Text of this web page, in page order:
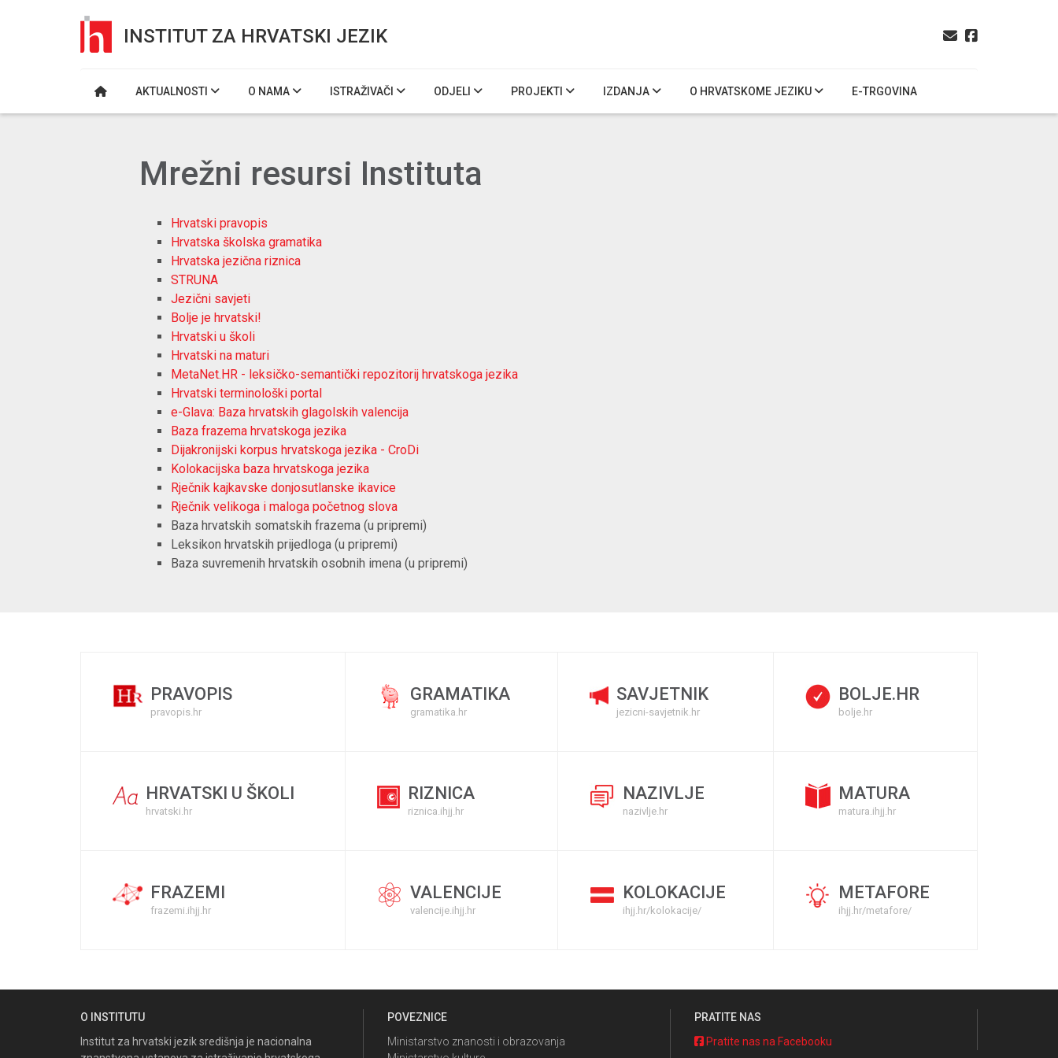
INSTITUT ZA HRVATSKI JEZIK
AKTUALNOSTI O NAMA ISTRAŽIVAČI ODJELI PROJEKTI IZDANJA O HRVATSKOME JEZIKU E-TRGOVINA
Mrežni resursi Instituta
Hrvatski pravopis
Hrvatska školska gramatika
Hrvatska jezična riznica
STRUNA
Jezični savjeti
Bolje je hrvatski!
Hrvatski u školi
Hrvatski na maturi
MetaNet.HR - leksičko-semantički repozitorij hrvatskoga jezika
Hrvatski terminološki portal
e-Glava: Baza hrvatskih glagolskih valencija
Baza frazema hrvatskoga jezika
Dijakronijski korpus hrvatskoga jezika - CroDi
Kolokacijska baza hrvatskoga jezika
Rječnik kajkavske donjosutlanske ikavice
Rječnik velikoga i maloga početnog slova
Baza hrvatskih somatskih frazema (u pripremi)
Leksikon hrvatskih prijedloga (u pripremi)
Baza suvremenih hrvatskih osobnih imena (u pripremi)
PRAVOPIS
pravopis.hr
GRAMATIKA
gramatika.hr
SAVJETNIK
jezicni-savjetnik.hr
BOLJE.HR
bolje.hr
HRVATSKI U ŠKOLI
hrvatski.hr
RIZNICA
riznica.ihjj.hr
NAZIVLJE
nazivlje.hr
MATURA
matura.ihjj.hr
FRAZEMI
frazemi.ihjj.hr
VALENCIJE
valencije.ihjj.hr
KOLOKACIJE
ihjj.hr/kolokacije/
METAFORE
ihjj.hr/metafore/
O INSTITUTU
Institut za hrvatski jezik središnja je nacionalna
POVEZNICE
Ministarstvo znanosti i obrazovanja
PRATITE NAS
Pratite nas na Facebooku